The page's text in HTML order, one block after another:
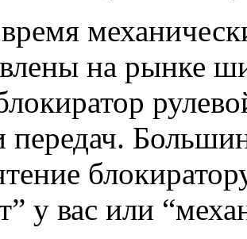
на рынке
передач.
у вас или